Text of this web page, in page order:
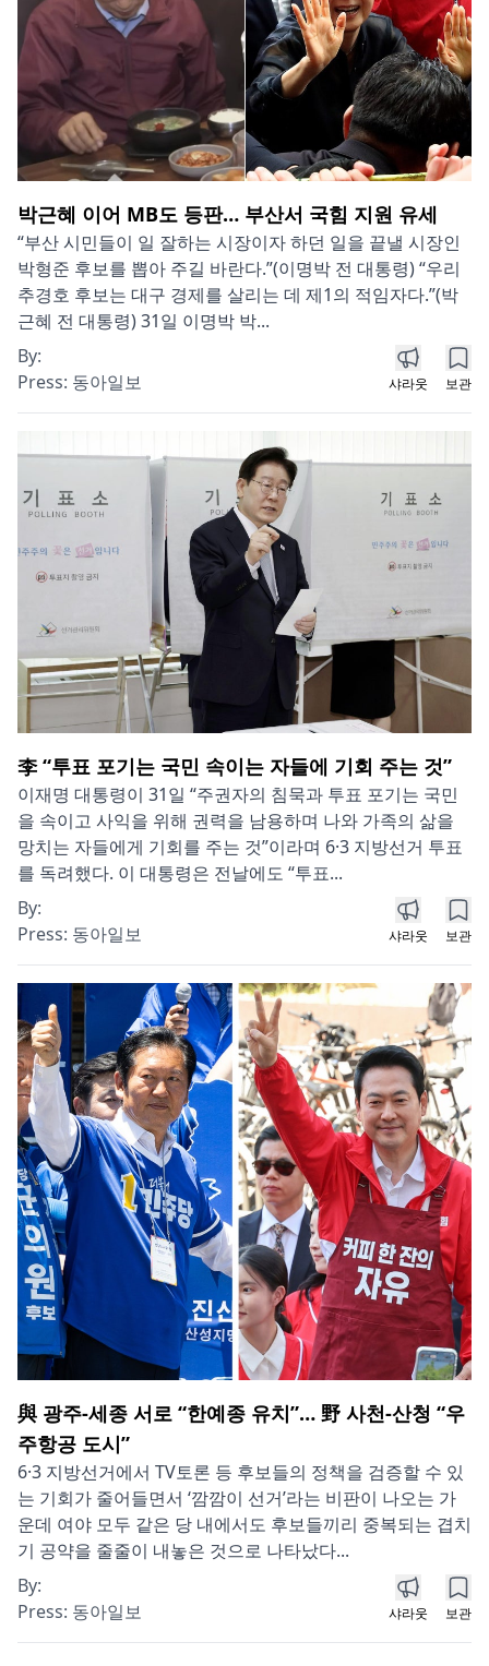
박근혜 이어 MB도 등판… 부산서 국힘 지원 유세
“부산 시민들이 일 잘하는 시장이자 하던 일을 끝낼 시장인
박형준 후보를 뽑아 주길 바란다.”(이명박 전 대통령) “우리
추경호 후보는 대구 경제를 살리는 데 제1의 적임자다.”(박
근혜 전 대통령) 31일 이명박 박...
By:
Press: 동아일보 샤라웃 보관
李 “투표 포기는 국민 속이는 자들에 기회 주는 것”
이재명 대통령이 31일 “주권자의 침묵과 투표 포기는 국민
을 속이고 사익을 위해 권력을 남용하며 나와 가족의 삶을
망치는 자들에게 기회를 주는 것”이라며 6·3 지방선거 투표
를 독려했다. 이 대통령은 전날에도 “투표...
By:
Press: 동아일보 샤라웃 보관
與 광주-세종 서로 “한예종 유치”… 野 사천-산청 “우
주항공 도시”
6·3 지방선거에서 TV토론 등 후보들의 정책을 검증할 수 있
는 기회가 줄어들면서 ‘깜깜이 선거’라는 비판이 나오는 가
운데 여야 모두 같은 당 내에서도 후보들끼리 중복되는 겹치
기 공약을 줄줄이 내놓은 것으로 나타났다...
By:
Press: 동아일보 샤라웃 보관